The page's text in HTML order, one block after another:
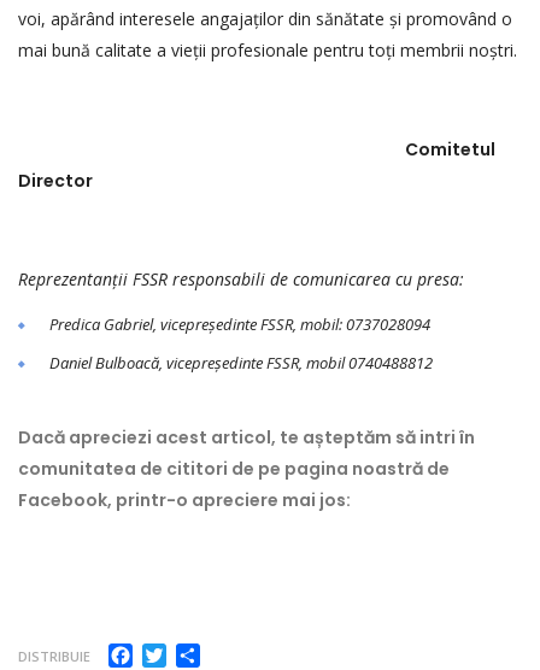
voi, apărând interesele angajaților din sănătate și promovând o
mai bună calitate a vieții profesionale pentru toți membrii noștri.
Comitetul
Director
Reprezentanții FSSR responsabili de comunicarea cu presa:
Predica Gabriel, vicepreședinte FSSR, mobil: 0737028094
Daniel Bulboacă, vicepreședinte FSSR, mobil 0740488812
Dacă apreciezi acest articol, te așteptăm să intri în
comunitatea de cititori de pe pagina noastră de
Facebook, printr-o apreciere mai jos:
DISTRIBUIE Facebook
Twitter